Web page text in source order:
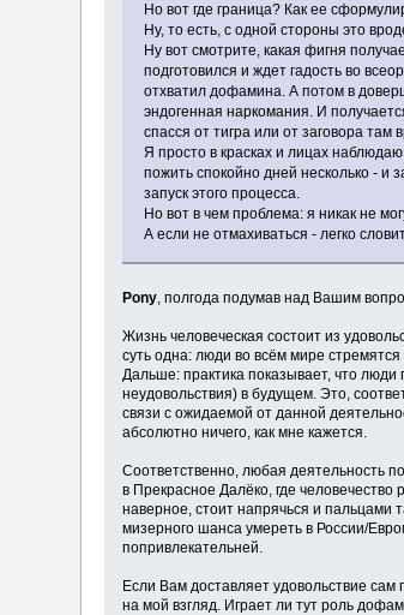
Но вот где граница? Как ее
Ну, то есть, с одной стороны это
Ну вот смотрите, какая фигня
подготовился и ждет гадость во
отхватил дофамина. А потом в
эндогенная наркомания. И
спасся от тигра или от заговора там
Я просто в красках и лицах
пожить спокойно дней несколько - и
запуск этого процесса.
Но вот в чем проблема: я никак не
А если не отмахиваться - легко
Pony, полгода подумав над Вашим
Жизнь человеческая состоит из
суть одна: люди во всём мире
Дальше: практика показывает, что люди
неудовольствия) в будущем. Это,
связи с ожидаемой от данной
абсолютно ничего, как мне кажется.
Соответственно, любая деятельность
в Прекрасное Далёко, где человечество
наверное, стоит напрячься и пальцами
мизерного шанса умереть в России/
попривлекательней.
Если Вам доставляет удовольствие
на мой взгляд. Играет ли тут роль